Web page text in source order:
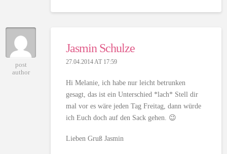
post
author
Jasmin Schulze
27.04.2014 AT 17:59
Hi Melanie, ich habe nur leicht betrunken
gesagt, das ist ein Unterschied *lach* Stell dir
mal vor es wäre jeden Tag Freitag, dann würde
ich Euch doch auf den Sack gehen. 😉
Lieben Gruß Jasmin